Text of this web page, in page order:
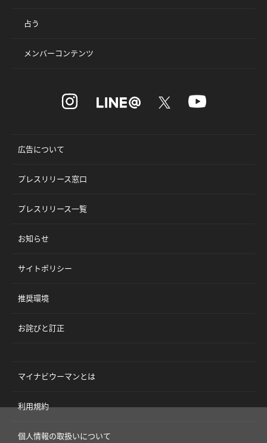
占う
メンバーコンテンツ
広告について
プレスリリース窓口
プレスリリース一覧
お知らせ
サイトポリシー
推奨環境
お詫びと訂正
マイナビウーマンとは
利用規約
個人情報の取扱いについて